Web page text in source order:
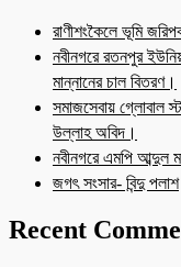
রাণীশংকৈলে ভূমি
নবীনগরে রতনপুর
মান্নানের চাল বিতরণ।
সমাজসেবায় গ্লোবাল
উল্লাহ অবিদ।
নবীনগরে এমপি আব্দুল
জগৎ সংসার- বিন্দু পলাশ
Recent